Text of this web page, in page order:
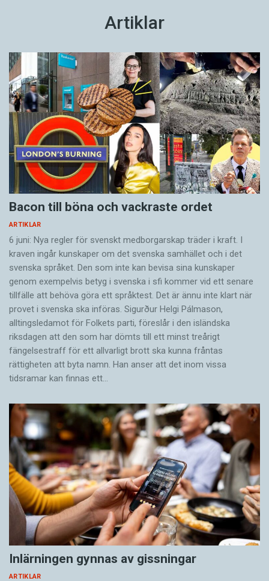
Artiklar
Bacon till böna och vackraste ordet
ARTIKLAR
6 juni: Nya regler för svenskt medborgarskap träder i kraft. I
kraven ingår kunskaper om det svenska samhället och i det
svenska språket. Den som inte kan bevisa sina kunskaper
genom exempelvis betyg i svenska i sfi kommer vid ett senare
tillfälle att behöva göra ett språktest. Det är ännu inte klart när
provet i svenska ska införas. Sigurður Helgi Pálmason,
alltingsledamot för Folkets parti, föreslår i den isländska
riksdagen att den som har dömts till ett minst treårigt
fängelsestraff för ett allvarligt brott ska kunna fråntas
rättigheten att byta namn. Han anser att det inom vissa
tidsramar kan finnas ett…
Inlärningen gynnas av gissningar
ARTIKLAR